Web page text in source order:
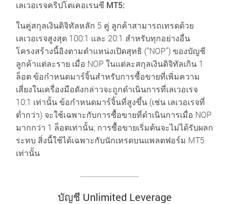
เลเวอเรจคริปโตเคอเรนซี MT5:
ในคู่สกุลเงินดิจิทัลหลัก 5 คู่ ลูกค้าสามารถเทรดด้วย
เลเวอเรจสูงสุด 100:1 และ 20:1 สำหรับทุกอย่างอื่น
โครงสร้างนี้อิงตามตำแหน่งเปิดสุทธิ (“NOP”) ของบัญชี
ลูกค้าแต่ละราย เมื่อ NOP ในแต่ละสกุลเงินดิจิทัลเกิน 1
ล็อต ข้อกำหนดมาร์จิ้นสำหรับการซื้อขายที่เพิ่มความ
เสี่ยงในเครื่องมือดังกล่าวจะถูกดำเนินการที่เลเวอเรจ
10:1 เท่านั้น ข้อกำหนดมาร์จิ้นที่สูงขึ้น (เช่น เลเวอเรจที่
ต่ำกว่า) จะใช้เฉพาะกับการซื้อขายที่ดำเนินการเมื่อ NOP
มากกว่า 1 ล็อตเท่านั้น; การซื้อขายเริ่มต้นจะไม่ได้รับผลก
ระทบ สิ่งนี้ใช้ได้เฉพาะกับนักเทรดบนแพลตฟอร์ม MT5
เท่านั้น
บัญชี Unlimited Leverage